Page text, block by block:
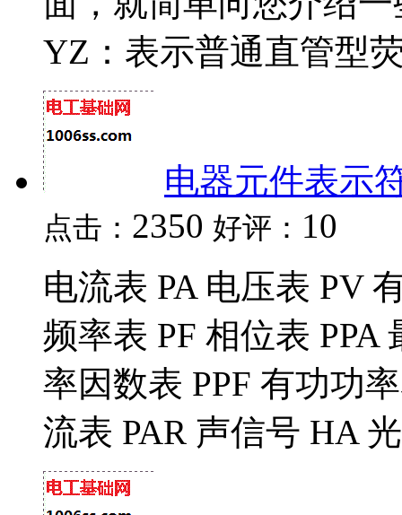
YZ：表示普通直管型
电器元件表示
点击： 2350 好评： 10
电流表 PA 电压表 PV
频率表 PF 相位表
率因数表 PPF 有功功
流表 PAR 声信号 HA